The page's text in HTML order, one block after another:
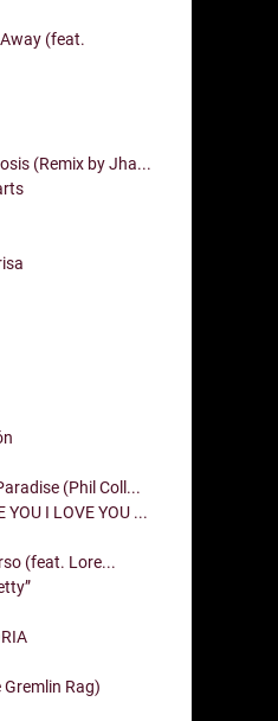
(feat.
(Remix by Jha...
(Phil Coll...
I LOVE YOU ...
(feat. Lore...
Rag)